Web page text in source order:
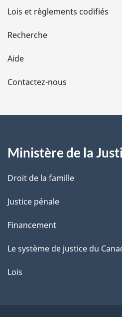
d
e
l
a
e
Lois et règlements codifiés
Recherche
Aide
Contactez-nous
Ministère de la
Droit de la famille
Justice pénale
Financement
Le système de justice du
Lois